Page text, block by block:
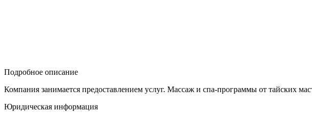
Подробное описание
Компания занимается предоставлением услуг. Массаж и спа-программы от тайских
Юридическая информация